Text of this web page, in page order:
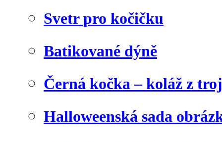
Svetr pro kočičku
Batikované dýně
Černá kočka – koláž z
Halloweenská sada